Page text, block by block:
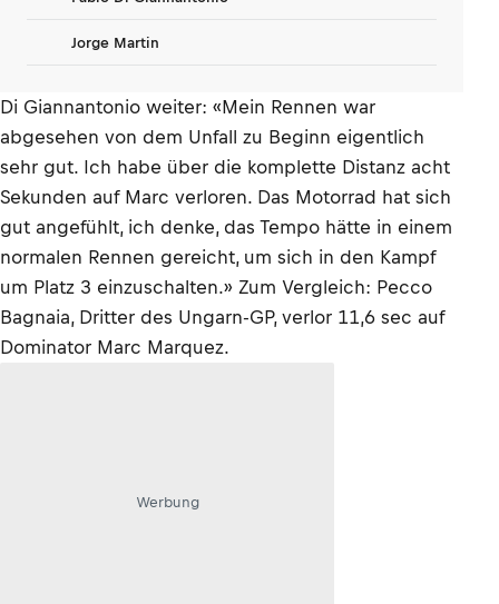
Jorge Martin
Di Giannantonio weiter: «Mein Rennen war
abgesehen von dem Unfall zu Beginn eigentlich
sehr gut. Ich habe über die komplette Distanz acht
Sekunden auf Marc verloren. Das Motorrad hat sich
gut angefühlt, ich denke, das Tempo hätte in einem
normalen Rennen gereicht, um sich in den Kampf
um Platz 3 einzuschalten.» Zum Vergleich: Pecco
Bagnaia, Dritter des Ungarn-GP, verlor 11,6 sec auf
Dominator Marc Marquez.
Werbung